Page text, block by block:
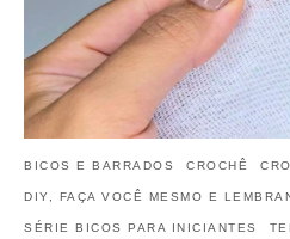
BICOS E BARRADOS CROCHÊ
DIY, FAÇA VOCÊ MESMO E
SÉRIE BICOS PARA INICIANTES